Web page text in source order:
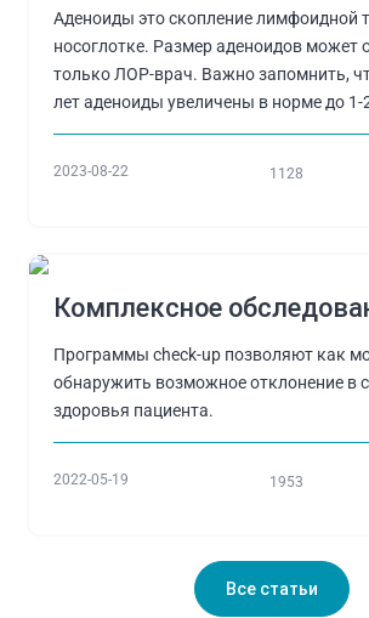
Аденоиды это скопление лимфоидной
носоглотке. Размер аденоидов может
только ЛОР-врач. Важно запомнить,
лет аденоиды увеличены в норме до 1-
2023-08-22 1128
Комплексное
Программы check-up позволяют как
обнаружить возможное отклонение в
здоровья пациента.
2022-05-19 1953
Все статьи